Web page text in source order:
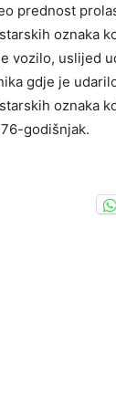
prednost
oznaka
vozilo, uslijed
gdje je
oznaka
godišnjak.